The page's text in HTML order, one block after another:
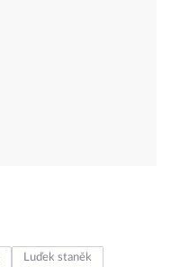
Luďek staněk